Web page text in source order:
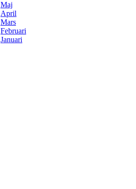
Maj
April
Mars
Februari
Januari